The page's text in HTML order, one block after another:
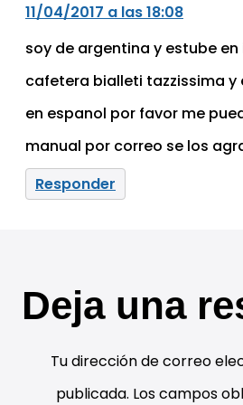
11/04/2017 a las 18:08
soy de argentina y estube
cafetera bialleti tazzissima y
en espanol por favor me
manual por correo se los
Responder
Deja una
Tu dirección de correo
publicada. Los campos